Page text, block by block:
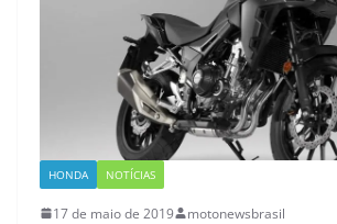
HONDA NOTÍCIAS
17 de maio de 2019 motonewsbrasil